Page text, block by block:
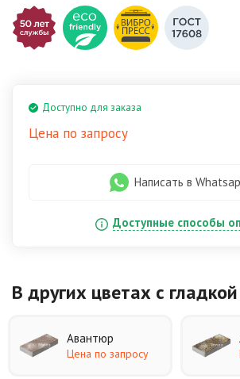
Доступно для заказа
Цена по запросу
Написать в
Доступные способы
В других цветах с
Авантюр
Цена по запросу